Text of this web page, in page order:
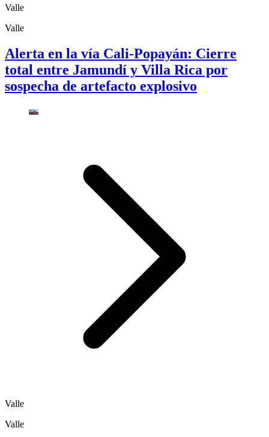
Valle
Valle
Alerta en la vía Cali-Popayán: Cierre
total entre Jamundí y Villa Rica por
sospecha de artefacto explosivo
Valle
Valle